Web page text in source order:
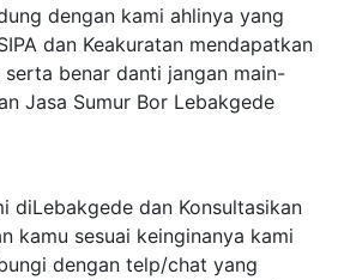
dengan kami ahlinya yang
dan Keakuratan mendapatkan
benar danti jangan main-
Jasa Sumur Bor Lebakgede
diLebakgede dan Konsultasikan
kamu sesuai keinginanya kami
dengan telp/chat yang